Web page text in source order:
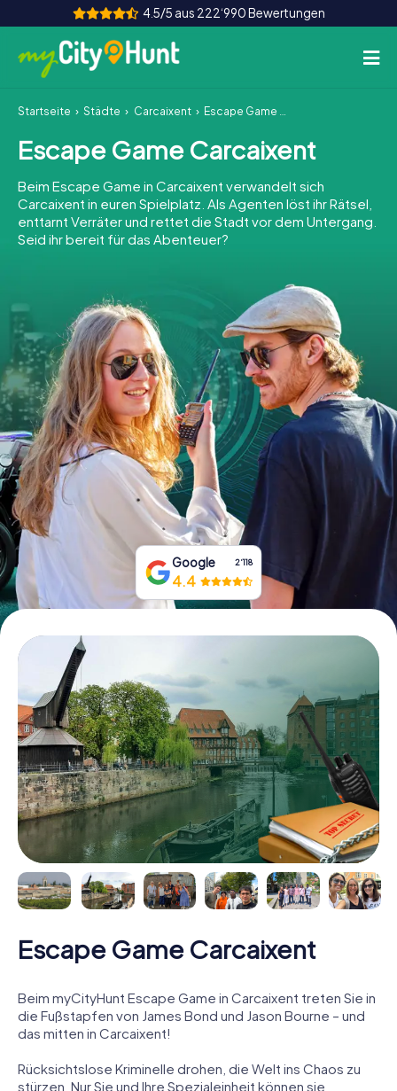
4.5/5 aus 222‘990 Bewertungen
So funktioniert's
Städte
Touren
Teamevent
INT AT CH
DE
ES
FR UK
IE
IT
NL
Tickets buchen
Gutscheine bestellen
Startseite Städte Carcaixent Escape Game Carcaixent
Escape Game Carcaixent
Beim Escape Game in Carcaixent verwandelt sich
Carcaixent in euren Spielplatz. Als Agenten löst ihr Rätsel,
enttarnt Verräter und rettet die Stadt vor dem Untergang.
Seid ihr bereit für das Abenteuer?
Google 2‘118
4.4
Escape Game Carcaixent
Beim myCityHunt Escape Game in Carcaixent treten Sie in
die Fußstapfen von James Bond und Jason Bourne – und
das mitten in Carcaixent!
Rücksichtslose Kriminelle drohen, die Welt ins Chaos zu
stürzen. Nur Sie und Ihre Spezialeinheit können sie